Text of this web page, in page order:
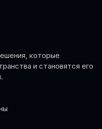
которые
и становятся его